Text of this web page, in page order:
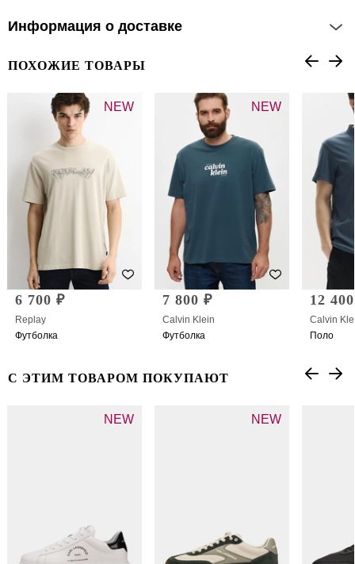
Информация о доставке
ПОХОЖИЕ ТОВАРЫ
NEW
6 700 ₽
Replay
Футболка
NEW
7 800 ₽
Calvin Klein
Футболка
12
Calvin
Поло
С ЭТИМ ТОВАРОМ ПОКУПАЮТ
NEW NEW